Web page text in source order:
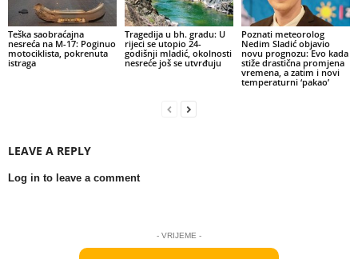
Teška saobraćajna
nesreća na M-17: Poginuo
motociklista, pokrenuta
istraga
Tragedija u bh. gradu: U
rijeci se utopio 24-
godišnji mladić, okolnosti
nesreće još se utvrđuju
Poznati meteorolog
Nedim Sladić objavio
novu prognozu: Evo kada
stiže drastična promjena
vremena, a zatim i novi
temperaturni ‘pakao’
LEAVE A REPLY
Log in to leave a comment
- VRIJEME -